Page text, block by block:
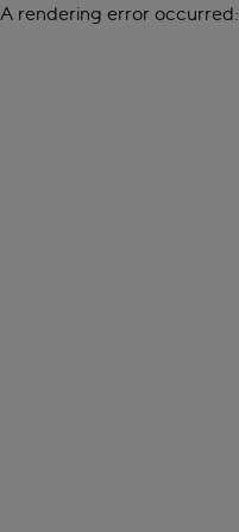
A rendering error occurred: